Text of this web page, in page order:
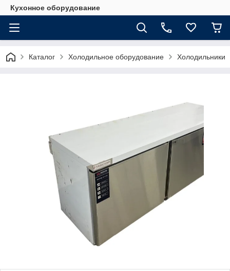
Кухонное оборудование
Каталог Холодильное оборудование Холодильники